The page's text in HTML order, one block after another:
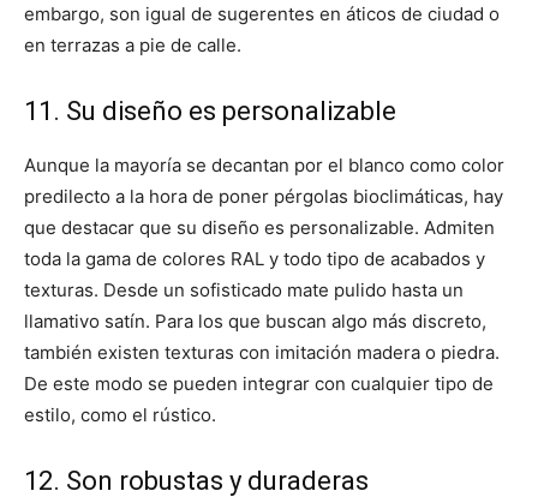
embargo, son igual de sugerentes en áticos de ciudad o
en terrazas a pie de calle.
11. Su diseño es personalizable
Aunque la mayoría se decantan por el blanco como color
predilecto a la hora de poner pérgolas bioclimáticas, hay
que destacar que su diseño es personalizable. Admiten
toda la gama de colores RAL y todo tipo de acabados y
texturas. Desde un sofisticado mate pulido hasta un
llamativo satín. Para los que buscan algo más discreto,
también existen texturas con imitación madera o piedra.
De este modo se pueden integrar con cualquier tipo de
estilo, como el rústico.
12. Son robustas y duraderas